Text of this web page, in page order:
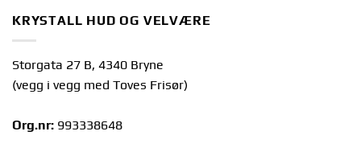
KRYSTALL HUD OG VELVÆRE
Storgata 27 B, 4340 Bryne
(vegg i vegg med Toves Frisør)
Org.nr: 993338648